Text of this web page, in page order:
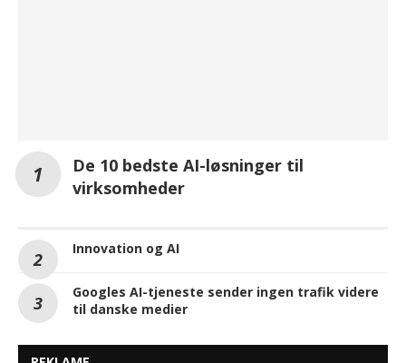
De 10 bedste AI-løsninger til
virksomheder
Innovation og AI
Googles AI-tjeneste sender ingen trafik videre
til danske medier